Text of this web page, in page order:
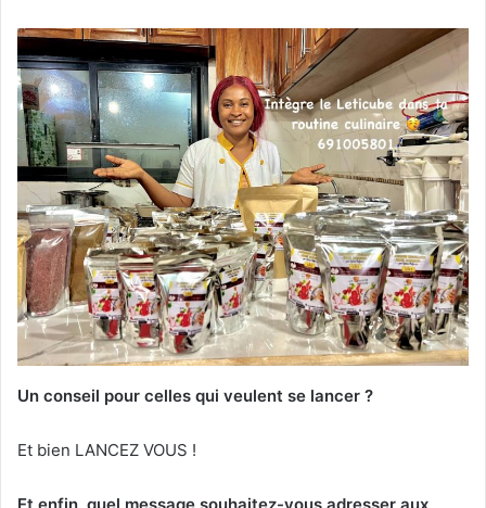
Un conseil pour celles qui veulent se lancer ?
Et bien LANCEZ VOUS !